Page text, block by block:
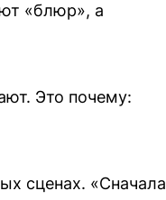
«блюр», а
Это почему:
сценах. «Сначала